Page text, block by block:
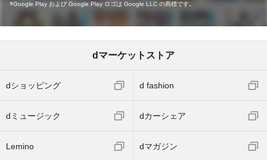
Google Play および Google Play ロゴは Google LLC の商標です。
dマーケットストア
dショッピング d fashion
dミュージック dカーシェア
Lemino dマガジン